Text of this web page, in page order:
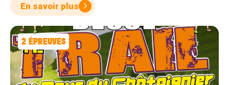
En savoir plus
2 ÉPREUVES